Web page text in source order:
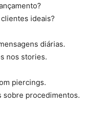
ideais?
diárias.
nos stories.
piercings.
procedimentos.